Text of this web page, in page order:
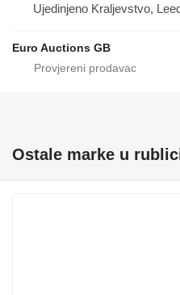
Ujedinjeno Kraljevstvo,
Euro Auctions GB
Ostale marke u